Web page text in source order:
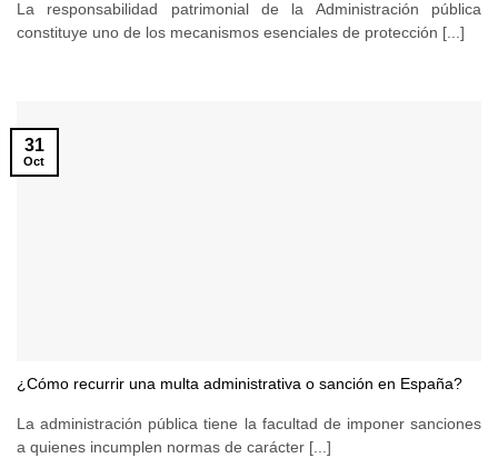
La responsabilidad patrimonial de la Administración pública
constituye uno de los mecanismos esenciales de protección [...]
¿Cómo recurrir una multa administrativa o sanción en España?
La administración pública tiene la facultad de imponer sanciones
a quienes incumplen normas de carácter [...]
31
Oct